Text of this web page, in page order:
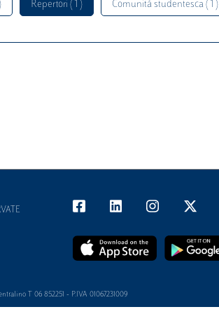
Repertori ( 1 ) Comunità studentesca ( 1 )
T 06 852251 - P.IVA 01067231009